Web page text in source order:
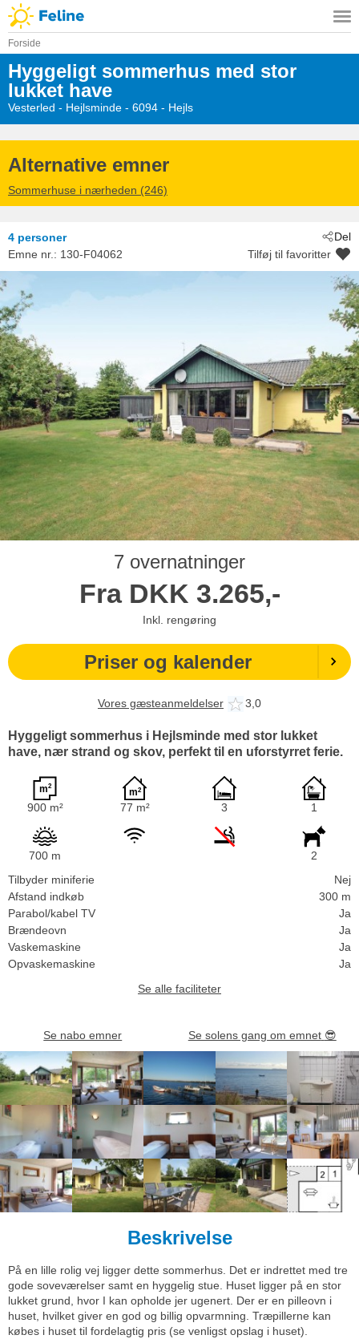
Forside
Hyggeligt sommerhus med stor
lukket have
Vesterled - Hejlsminde - 6094 - Hejls
Alternative emner
Sommerhuse i nærheden (246)
Del
4 personer
Emne nr.: 130-F04062 Tilføj til favoritter
7 overnatninger
Fra DKK 3.265,-
Inkl. rengøring
Priser og kalender
Vores gæsteanmeldelser 3,0
Hyggeligt sommerhus i Hejlsminde med stor lukket
have, nær strand og skov, perfekt til en uforstyrret ferie.
900 m² 77 m² 3 1
700 m
2
Tilbyder miniferie
Nej
Afstand indkøb
300 m
Parabol/kabel TV
Ja
Brændeovn
Ja
Vaskemaskine
Ja
Opvaskemaskine
Ja
Se alle faciliteter
Se nabo emner Se solens gang om emnet 😎
Beskrivelse
På en lille rolig vej ligger dette sommerhus. Det er indrettet med tre
gode soveværelser samt en hyggelig stue. Huset ligger på en stor
lukket grund, hvor I kan opholde jer ugenert. Der er en pilleovn i
huset, hvilket giver en god og billig opvarmning. Træpillerne kan
købes i huset til fordelagtig pris (se venligst opslag i huset).